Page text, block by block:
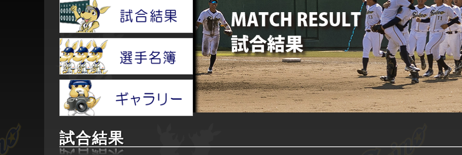
試合結果